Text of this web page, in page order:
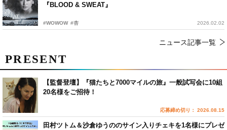
『BLOOD & SWEAT』
#WOWOW #杏 2026.02.02
ニュース記事一覧
PRESENT
【監督登壇】『猫たちと7000マイルの旅』一般試写会に10組
20名様をご招待！
応募締め切り： 2026.08.15
田村ツトム＆沙倉ゆうののサイン入りチェキを1名様にプレゼ